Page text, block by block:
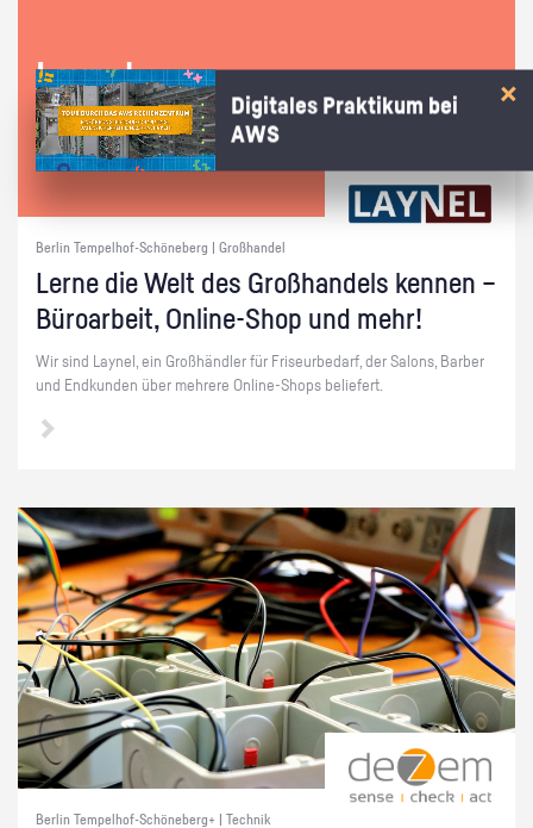
Lay­nel
Berlin Tempelhof-Schöneberg | Großhandel
Lerne die Welt des Groß­han­dels ken­nen –
Bü­ro­ar­beit, On­line-Shop und mehr!
Wir sind Lay­nel, ein Groß­händ­ler für Fri­seur­be­darf, der Sa­lons, Bar­ber
und End­kun­den über meh­re­re On­line-Shops be­lie­fert.
Berlin Tempelhof-Schöneberg+ | Technik
Digitales Praktikum bei
AWS